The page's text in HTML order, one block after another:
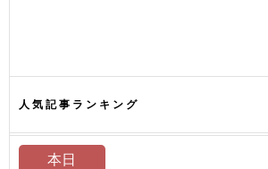
人気記事ランキング
本日